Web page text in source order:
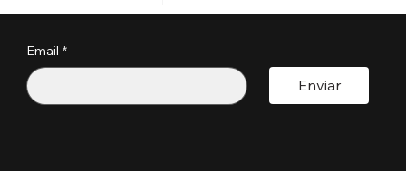
para visas
Email *
Enviar